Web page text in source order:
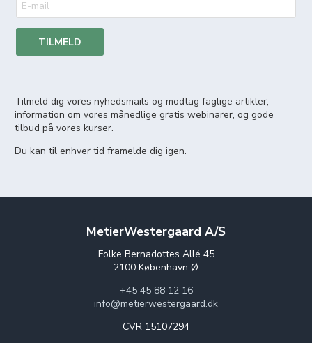
TILMELD
Tilmeld dig vores nyhedsmails og modtag faglige artikler,
information om vores månedlige gratis webinarer, og gode
tilbud på vores kurser.
Du kan til enhver tid framelde dig igen.
MetierWestergaard A/S
Folke Bernadottes Allé 45
2100 København Ø
+45 45 88 12 16
info@metierwestergaard.dk
CVR 15107294